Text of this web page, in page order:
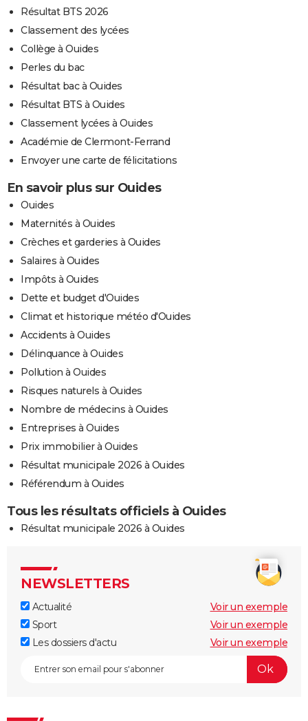
Résultat BTS 2026
Classement des lycées
Collège à Ouides
Perles du bac
Résultat bac à Ouides
Résultat BTS à Ouides
Classement lycées à Ouides
Académie de Clermont-Ferrand
Envoyer une carte de félicitations
En savoir plus sur Ouides
Ouides
Maternités à Ouides
Crèches et garderies à Ouides
Salaires à Ouides
Impôts à Ouides
Dette et budget d'Ouides
Climat et historique météo d'Ouides
Accidents à Ouides
Délinquance à Ouides
Pollution à Ouides
Risques naturels à Ouides
Nombre de médecins à Ouides
Entreprises à Ouides
Prix immobilier à Ouides
Résultat municipale 2026 à Ouides
Référendum à Ouides
Tous les résultats officiels à Ouides
Résultat municipale 2026 à Ouides
NEWSLETTERS
Actualité
Voir un exemple
Sport
Voir un exemple
Les dossiers d'actu
Voir un exemple